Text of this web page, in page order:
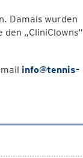
Damals wurden
„CliniClowns“
info@tennis-